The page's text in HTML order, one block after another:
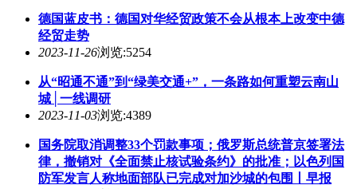
从“昭通不通”到“绿美交通+”，一条路如何重塑云南山
城│一线调研
2023-11-03
国务院取消调整33个罚款事项；俄罗斯总统普京签署法
律，撤销对《全面禁止核试验条约》的批准；以色列国
防军发言人称地面部队已完成对加沙城的包围丨早报
2023-11-03浏览:4745
英国央行维持基准利率不变
2023-11-02浏览:4719